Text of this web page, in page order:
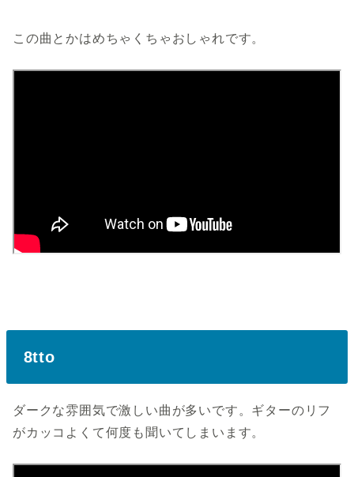
この曲とかはめちゃくちゃおしゃれです。
8tto
ダークな雰囲気で激しい曲が多いです。ギターのリフ
がカッコよくて何度も聞いてしまいます。